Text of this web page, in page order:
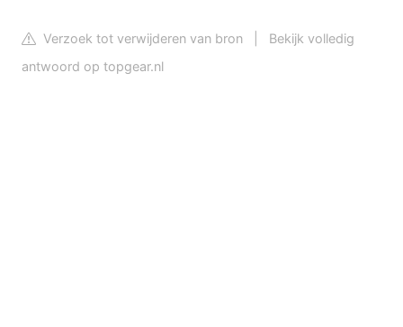
Verzoek tot verwijderen van bron
Bekijk volledig
antwoord op topgear.nl